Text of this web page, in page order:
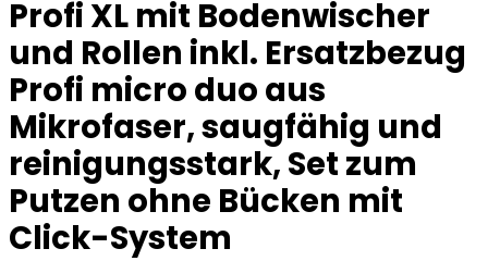
Profi XL mit Bodenwischer
und Rollen inkl. Ersatzbezug
Profi micro duo aus
Mikrofaser, saugfähig und
reinigungsstark, Set zum
Putzen ohne Bücken mit
Click-System